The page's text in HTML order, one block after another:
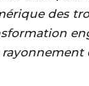
des
rayonnement